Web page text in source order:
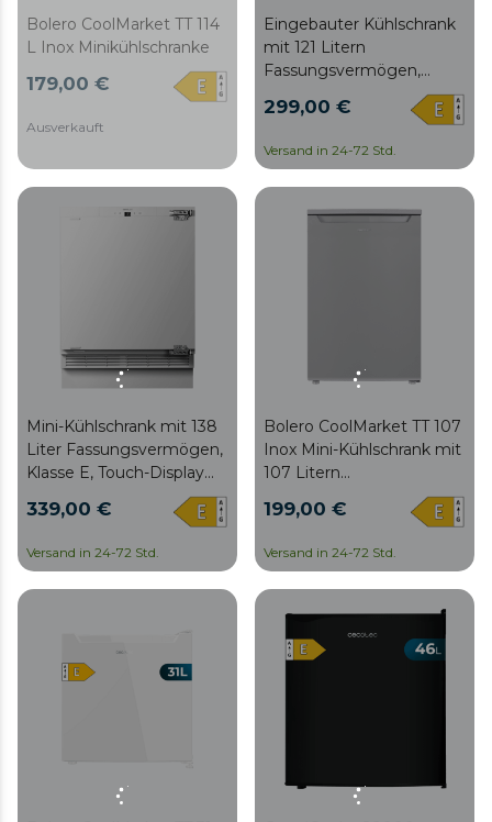
Bolero CoolMarket TT 114
L Inox Minikühlschranke
179,00 €
Ausverkauft
Eingebauter Kühlschrank
mit 121 Litern
Fassungsvermögen,
Schnellgefrieren.
299,00 €
Versand in 24-72 Std.
Mini-Kühlschrank mit 138
Liter Fassungsvermögen,
Klasse E, Touch-Display
339,00 €
Versand in 24-72 Std.
Bolero CoolMarket TT 107
Inox Mini-Kühlschrank mit
107 Litern
Fassungsvermögen, Inox-
Farbe, Klasse E,
Crisper Box,
Gefrierschublade und
niedrigem Geräuschpegel.
199,00 €
Versand in 24-72 Std.